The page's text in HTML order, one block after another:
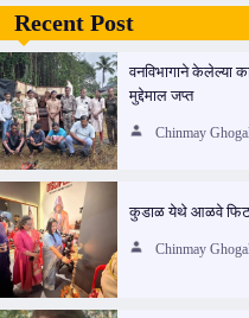
Recent Post
वनविभागाने केलेल्या
मुद्देमाल जप्त
Chinmay
कुडाळ येथे आळवे
Chinmay